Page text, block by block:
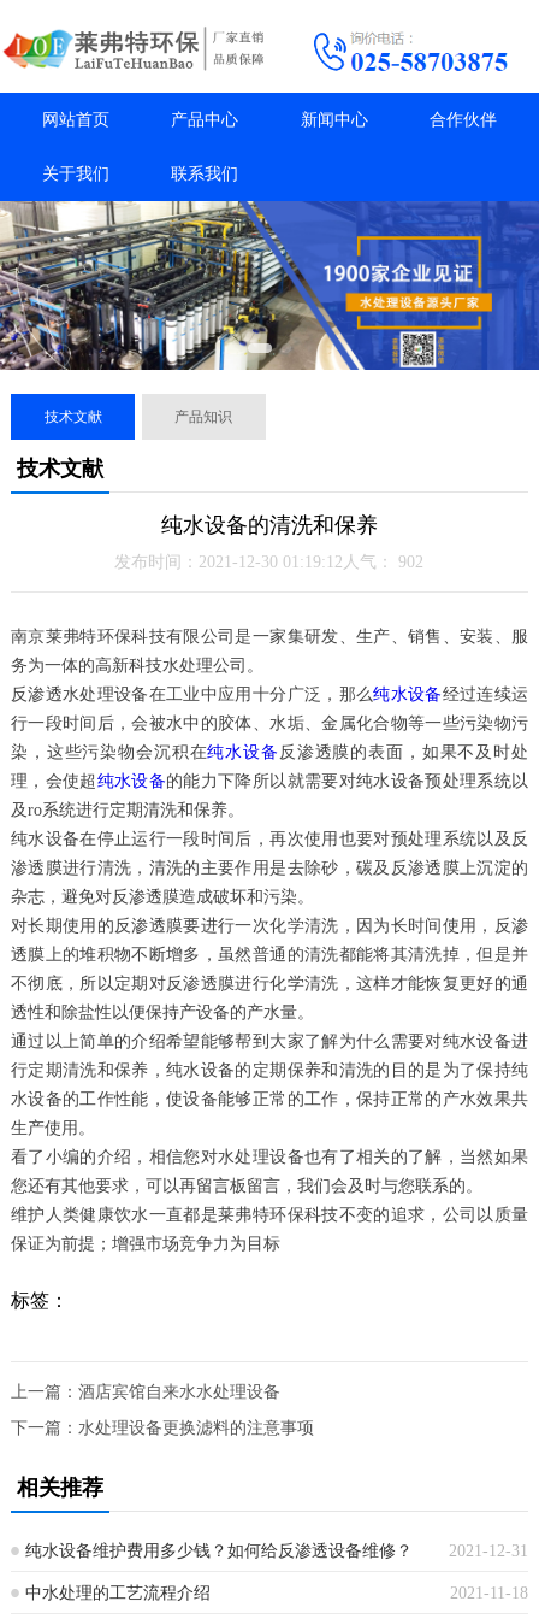
网站首页 产品中心 新闻中心 合作伙伴
关于我们 联系我们
技术文献 产品知识
技术文献
纯水设备的清洗和保养
发布时间：2021-12-30 01:19:12人气： 902
南京莱弗特环保科技有限公司是一家集研发、生产、销售、安装、服
务为一体的高新科技水处理公司。
反渗透水处理设备在工业中应用十分广泛，那么纯水设备经过连续运
行一段时间后，会被水中的胶体、水垢、金属化合物等一些污染物污
染，这些污染物会沉积在纯水设备 反渗透膜的表面，如果不及时处
理，会使超 纯水设备的能力下降所以就需要对纯水设备预处理系统以
及ro系统进行定期清洗和保养。
纯水设备在停止运行一段时间后，再次使用也要对预处理系统以及反
渗透膜进行清洗，清洗的主要作用是去除砂，碳及反渗透膜上沉淀的
杂志，避免对反渗透膜造成破坏和污染。
对长期使用的反渗透膜要进行一次化学清洗，因为长时间使用，反渗
透膜上的堆积物不断增多，虽然普通的清洗都能将其清洗掉，但是并
不彻底，所以定期对反渗透膜进行化学清洗，这样才能恢复更好的通
透性和除盐性以便保持产设备的产水量。
通过以上简单的介绍希望能够帮到大家了解为什么需要对纯水设备进
行定期清洗和保养，纯水设备的定期保养和清洗的目的是为了保持纯
水设备的工作性能，使设备能够正常的工作，保持正常的产水效果共
生产使用。
看了小编的介绍，相信您对水处理设备也有了相关的了解，当然如果
您还有其他要求，可以再留言板留言，我们会及时与您联系的。
维护人类健康饮水一直都是莱弗特环保科技不变的追求，公司以质量
保证为前提；增强市场竞争力为目标
标签：
上一篇： 酒店宾馆自来水水处理设备
下一篇： 水处理设备更换滤料的注意事项
相关推荐
2021-12-31
纯水设备维护费用多少钱？如何给反渗透设备维修？
2021-11-18
中水处理的工艺流程介绍